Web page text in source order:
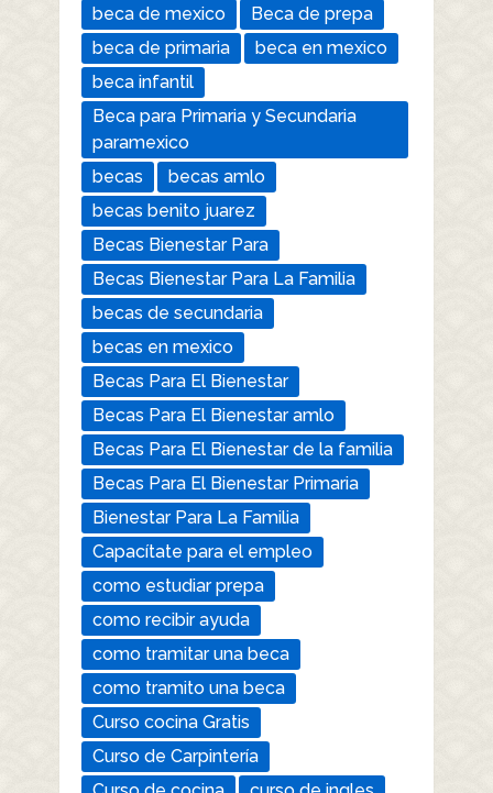
beca de mexico
Beca de prepa
beca de primaria
beca en mexico
beca infantil
Beca para Primaria y Secundaria
paramexico
becas
becas amlo
becas benito juarez
Becas Bienestar Para
Becas Bienestar Para La Familia
becas de secundaria
becas en mexico
Becas Para El Bienestar
Becas Para El Bienestar amlo
Becas Para El Bienestar de la familia
Becas Para El Bienestar Primaria
Bienestar Para La Familia
Capacítate para el empleo
como estudiar prepa
como recibir ayuda
como tramitar una beca
como tramito una beca
Curso cocina Gratis
Curso de Carpintería